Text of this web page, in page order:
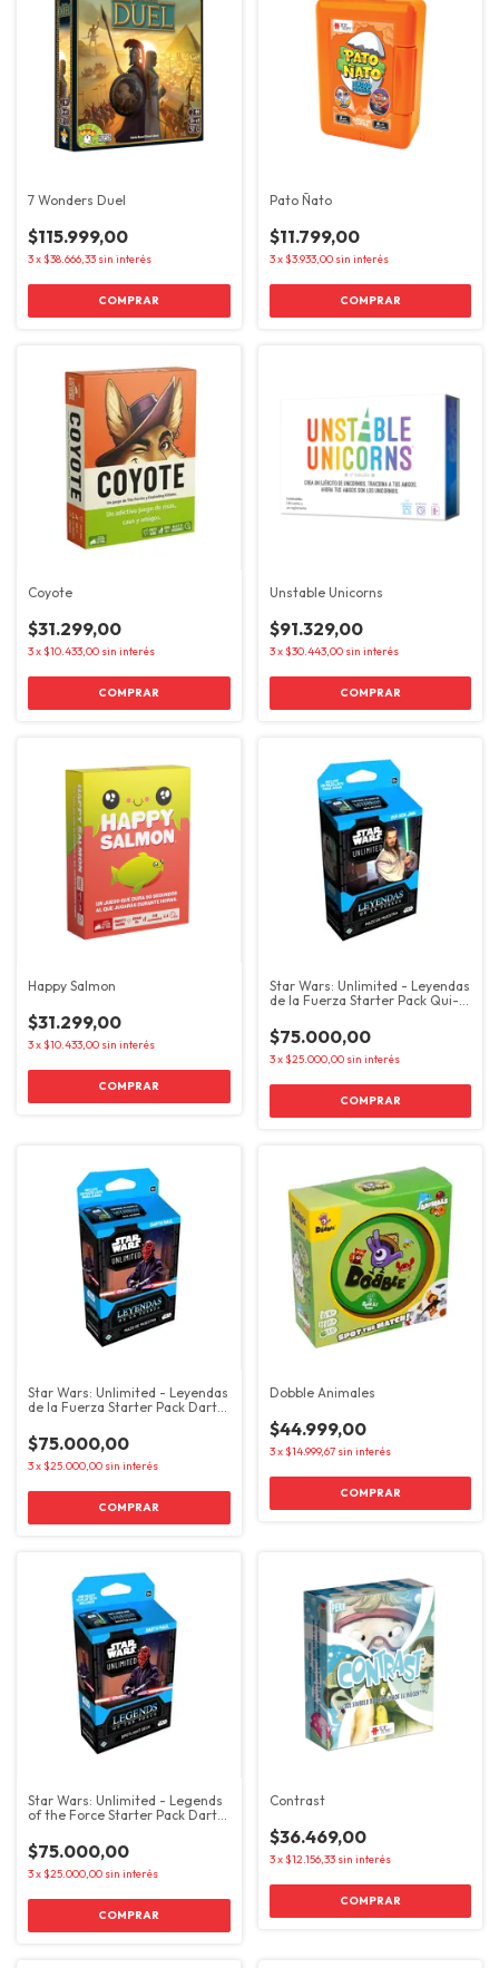
7 Wonders Duel
$115.999,00
3x $38.666,33 sin interés
Pato Ñato
$11.799,00
3x $3.933,00 sin interés
Coyote
$31.299,00
3x $10.433,00 sin interés
Unstable Unicorns
$91.329,00
3x $30.443,00 sin interés
Happy Salmon
$31.299,00
3x $10.433,00 sin interés
Star Wars: Unlimited - Leyendas
de la Fuerza Starter Pack Qui-
$75.000,00
3x $25.000,00 sin interés
Star Wars: Unlimited - Leyendas
de la Fuerza Starter Pack Darth
$75.000,00
3x $25.000,00 sin interés
Dobble Animales
$44.999,00
3x $14.999,67 sin interés
Star Wars: Unlimited - Legends
of the Force Starter Pack Darth
$75.000,00
3x $25.000,00 sin interés
Contrast
$36.469,00
3x $12.156,33 sin interés